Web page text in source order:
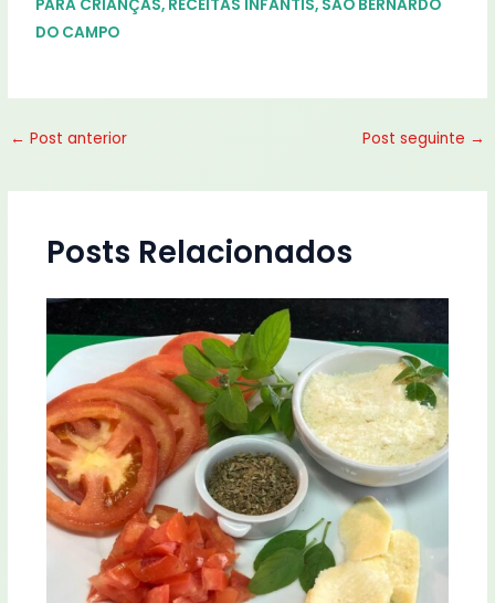
PARA CRIANÇAS, RECEITAS INFANTIS, SÃO BERNARDO
DO CAMPO
← Post anterior Post seguinte →
Posts Relacionados